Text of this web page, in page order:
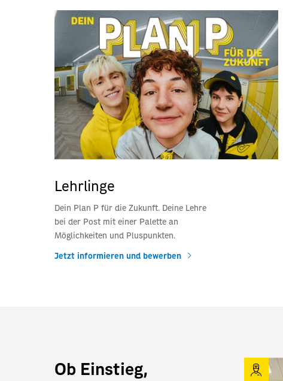
Lehrlinge
Dein Plan P für die Zukunft. Deine Lehre
bei der Post mit einer Palette an
Möglichkeiten und Pluspunkten.
Jetzt informieren und bewerben
Ob Einstieg,